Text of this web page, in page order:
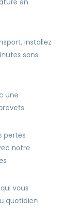
en
installez
sans
une
pertes
notre
vous
quotidien